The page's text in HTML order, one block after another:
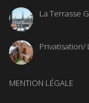
La Terrasse
Privatisation/
MENTION LÉGALE